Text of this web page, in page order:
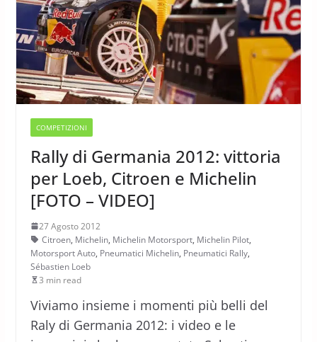
COMPETIZIONI
Rally di Germania 2012: vittoria
per Loeb, Citroen e Michelin
[FOTO – VIDEO]
27 Agosto 2012
Citroen, Michelin, Michelin Motorsport, Michelin Pilot,
Motorsport Auto, Pneumatici Michelin, Pneumatici Rally,
Sébastien Loeb
3 min read
Viviamo insieme i momenti più belli del
Raly di Germania 2012: i video e le